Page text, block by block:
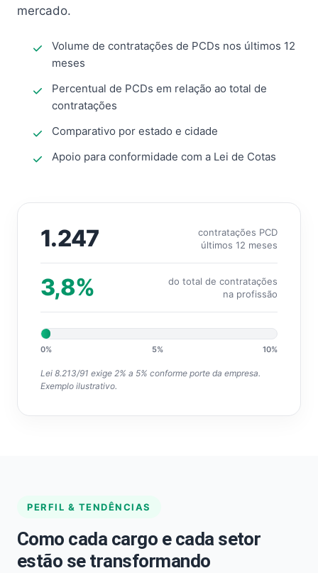
mercado.
Volume de contratações de PCDs nos últimos 12
meses
Percentual de PCDs em relação ao total de
contratações
Comparativo por estado e cidade
Apoio para conformidade com a Lei de Cotas
1.247
contratações PCD
últimos 12 meses
3,8%
do total de contratações
na profissão
0% 5% 10%
Lei 8.213/91 exige 2% a 5% conforme porte da empresa.
Exemplo ilustrativo.
PERFIL & TENDÊNCIAS
Como cada cargo e cada setor
estão se transformando